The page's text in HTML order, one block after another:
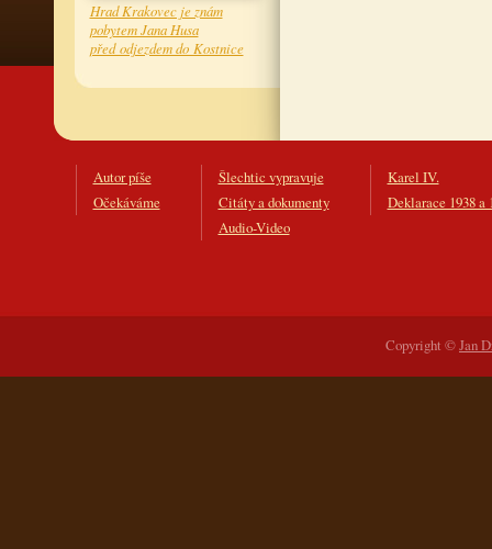
Hrad Krakovec je znám
pobytem Jana Husa
před odjezdem do Kostnice
Autor píše
Očekáváme
Šlechtic vypravuje
Citáty a dokumenty
Audio-Video
Karel IV.
Deklarace 1938 a
Copyright ©Jan